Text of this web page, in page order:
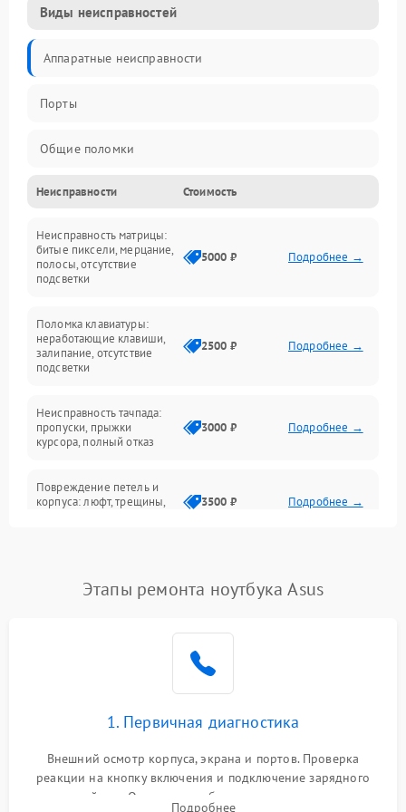
Виды неисправностей
Аппаратные неисправности
Порты
Общие поломки
Устройства
Программные ошибки
Электрические и системные сбои
Интерфейсные проблемы
Батарея
Сеть и интернет
Неисправности Стоимость
Неисправность матрицы:
битые пиксели, мерцание,
полосы, отсутствие
подсветки
5000 ₽ Подробнее →
Поломка клавиатуры:
неработающие клавиши,
залипание, отсутствие
подсветки
2500 ₽ Подробнее →
Неисправность тачпада:
пропуски, прыжки
курсора, полный отказ
3000 ₽ Подробнее →
Повреждение петель и
корпуса: люфт, трещины,
3500 ₽ Подробнее →
невозможность зарядки,
2500 ₽ Подробнее →
2000 ₽
Перегрев из‑за пыли,
неисправности кулера
Выход из строя SSD или
Этапы ремонта ноутбука Asus
1. Первичная диагностика
Внешний осмотр корпуса, экрана и портов. Проверка
реакции на кнопку включения и подключение зарядного
устройства. Оценка потребления тока с помощью
Подробнее